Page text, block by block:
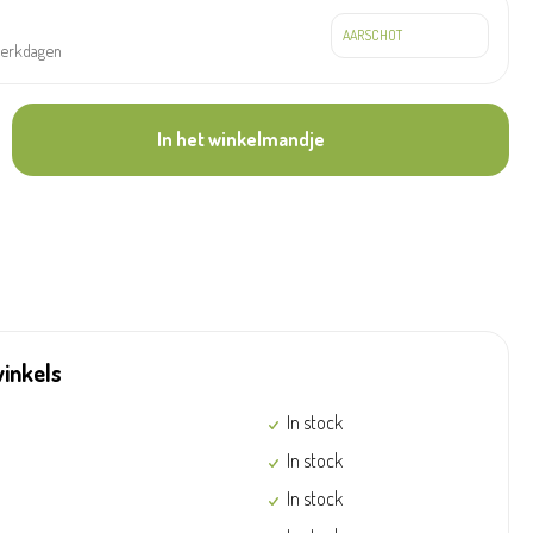
In het winkelmandje
In stock
In stock
In stock